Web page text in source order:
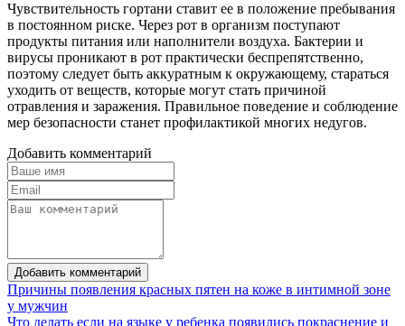
Чувствительность гортани ставит ее в положение пребывания
в постоянном риске. Через рот в организм поступают
продукты питания или наполнители воздуха. Бактерии и
вирусы проникают в рот практически беспрепятственно,
поэтому следует быть аккуратным к окружающему, стараться
уходить от веществ, которые могут стать причиной
отравления и заражения. Правильное поведение и соблюдение
мер безопасности станет профилактикой многих недугов.
Добавить комментарий
Добавить комментарий
Причины появления красных пятен на коже в интимной зоне
у мужчин
Что делать если на языке у ребенка появились покраснение и